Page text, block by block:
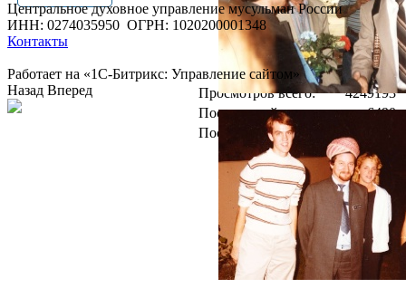
Центральное духовное управление мусульман России
ИНН: 0274035950 ОГРН: 1020200001348
Контакты
Работает на «1С-Битрикс: Управление сайтом»
Просмотров всего:
4249193
Посетителей сегодня:
6490
Посетителей в онлайн:
25
Назад Вперед